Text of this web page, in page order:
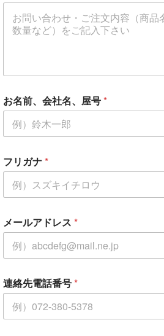
お名前、会社名、屋号*
フリガナ*
メールアドレス *
連絡先電話番号*